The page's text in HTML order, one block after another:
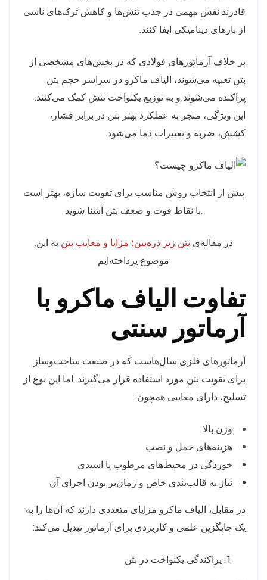
قادرند نقش مهمی در جذب تنش‌ها و کاهش ترک‌های ناشی
از بارهای دینامیکی ایفا کنند.
بر خلاف آرماتورهای فولادی که در بخش‌های مشخصی از
بتن تعبیه می‌شوند، الیاف ماکرو در سراسر حجم بتن
پراکنده می‌شوند و به توزیع یکنواخت تنش کمک می‌کنند.
این ویژگی، منجر به عملکرد بهتر بتن در برابر فشار،
کشش، ضربه و تغییرات دما می‌شود.
پیش از انتخاب روش مناسب برای تقویت سازه، بهتر است
با نقاط قوت و ضعف بتن آشنا شوید.
.در مقاله‌ی بتن زیر ذره‌بین؛ مزایا و معایب بتن به این
موضوع پرداخته‌ایم
تفاوت الیاف ماکرو با
آرماتور سنتی
آرماتورهای فلزی سال‌هاست که در صنعت ساخت‌وساز
برای تقویت بتن مورد استفاده قرار می‌گیرند. اما این نوع از
تسلیح، دارای معایبی همچون:
وزن بالا
هزینه‌های حمل و نصب
خوردگی در محیط‌های مرطوب یا اسیدی
نیاز به قالب‌بندی خاص و زمان‌بر بودن اجرای آن
در مقابل، الیاف ماکرو مزایای متعددی دارند که آن‌ها را به
یک جایگزین علمی و کاربردی برای آرماتور تبدیل می‌کند:
پراکندگی یکنواخت در بتن